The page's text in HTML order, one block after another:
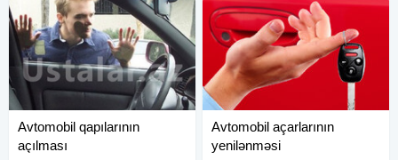
Avtomobil qapılarının
açılması
Avtomobil açarlarının
yenilənməsi